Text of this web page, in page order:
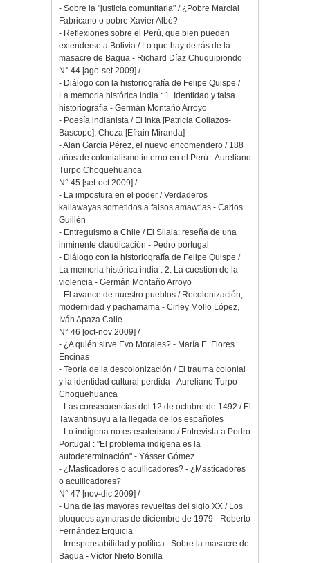
- Sobre la "justicia comunitaria" / ¿Pobre Marcial
Fabricano o pobre Xavier Albó?
- Reflexiones sobre el Perú, que bien pueden
extenderse a Bolivia / Lo que hay detrás de la
masacre de Bagua - Richard Díaz Chuquipiondo
N° 44 [ago-set 2009] /
- Diálogo con la historiografía de Felipe Quispe /
La memoria histórica india : 1. Identidad y falsa
historiografía - Germán Montaño Arroyo
- Poesía indianista / El Inka [Patricia Collazos-
Bascope], Choza [Efrain Miranda]
- Alan García Pérez, el nuevo encomendero / 188
años de colonialismo interno en el Perú - Aureliano
Turpo Choquehuanca
N° 45 [set-oct 2009] /
- La impostura en el poder / Verdaderos
kallawayas sometidos a falsos amawt’as - Carlos
Guillén
- Entreguismo a Chile / El Silala: reseña de una
inminente claudicación - Pedro portugal
- Diálogo con la historiografía de Felipe Quispe /
La memoria histórica india : 2. La cuestión de la
violencia - Germán Montaño Arroyo
- El avance de nuestro pueblos / Recolonización,
modernidad y pachamama - Cirley Mollo López,
Iván Apaza Calle
N° 46 [oct-nov 2009] /
- ¿A quién sirve Evo Morales? - María E. Flores
Encinas
- Teoría de la descolonización / El trauma colonial
y la identidad cultural perdida - Aureliano Turpo
Choquehuanca
- Las consecuencias del 12 de octubre de 1492 / El
Tawantinsuyu a la llegada de los españoles
- Lo indígena no es esoterismo / Entrevista a Pedro
Portugal : "El problema indígena es la
autodeterminación" - Yásser Gómez
- ¿Masticadores o acullicadores? - ¿Masticadores
o acullicadores?
N° 47 [nov-dic 2009] /
- Una de las mayores revueltas del siglo XX / Los
bloqueos aymaras de diciembre de 1979 - Roberto
Fernández Erquicia
- Irresponsabilidad y política : Sobre la masacre de
Bagua - Víctor Nieto Bonilla